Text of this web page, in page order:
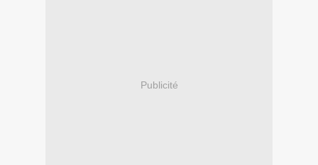
Publicité